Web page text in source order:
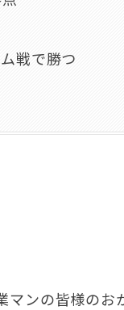
戦で勝つ
ンの皆様のお